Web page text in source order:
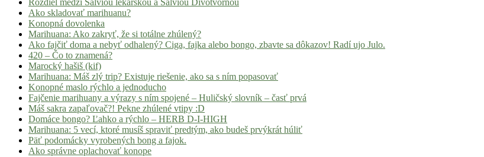
Rozdiel medzi Šalviou lekárskou a Šalviou Divotvornou
Ako skladovať marihuanu?
Konopná dovolenka
Marihuana: Ako zakryť, že si totálne zhúlený?
Ako fajčiť doma a nebyť odhalený? Ciga, fajka alebo bongo, zbavte sa dôkazov! Radí ujo Julo.
420 – Čo to znamená?
Marocký hašiš (kif)
Marihuana: Máš zlý trip? Existuje riešenie, ako sa s ním popasovať
Konopné maslo rýchlo a jednoducho
Fajčenie marihuany a výrazy s ním spojené – Huličský slovník – časť prvá
Máš sakra zapaľovač?! Pekne zhúlené vtipy :D
Domáce bongo? Ľahko a rýchlo – HERB D-I-HIGH
Marihuana: 5 vecí, ktoré musíš spraviť predtým, ako budeš prvýkrát húliť
Päť podomácky vyrobených bong a fajok.
Ako správne oplachovať konope